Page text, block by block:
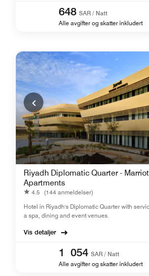
648 SAR / Natt
Alle avgifter og skatter inkludert
Riyadh Diplomatic Quarter -
Apartments
4.5
(144 anmeldelser)
Hotel in Riyadh's Diplomatic Quarter with
a spa, dining and event venues.
Vis detaljer
1 054 SAR / Natt
Alle avgifter og skatter inkludert